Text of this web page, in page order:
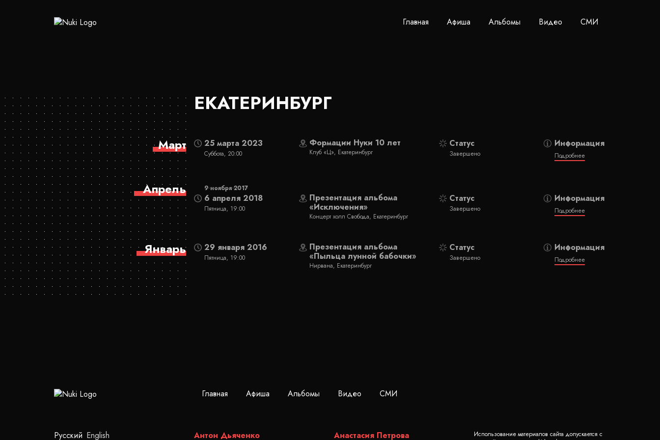
Главная Афиша Альбомы Видео СМИ
ЕКАТЕРИНБУРГ
Март 25 марта 2023
Суббота, 20:00
Формации Нуки 10 лет
Клуб «Ц», Екатеринбург
Статус
Завершено
Информация
Подробнее
Апрель 9 ноября 2017
6 апреля 2018
Пятница, 19:00
Презентация альбома
«Исключения»
Концерт холл Свобода, Екатеринбург
Статус
Завершено
Информация
Подробнее
Январь 29 января 2016
Пятница, 19:00
Презентация альбома
«Пыльца лунной бабочки»
Нирвана, Екатеринбург
Статус
Завершено
Информация
Подробнее
Главная Афиша Альбомы Видео СМИ
Русский English Антон Дьяченко Анастасия Петрова
Использование материалов сайта допускается с